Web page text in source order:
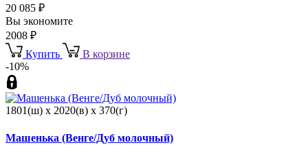
20 085 ₽
Вы экономите
2008 ₽
Купить
В корзине
-10%
1801(ш) x 2020(в) x 370(г)
Машенька (Венге/Дуб молочный)